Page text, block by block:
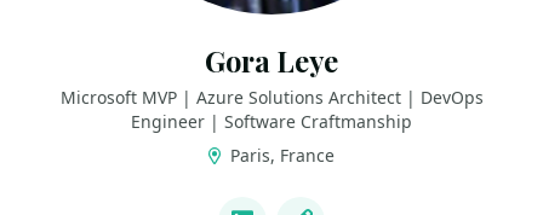
Gora Leye
Microsoft MVP | Azure Solutions Architect | DevOps
Engineer | Software Craftmanship
Paris, France